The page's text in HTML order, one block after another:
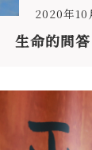
2020年10
生命的問答